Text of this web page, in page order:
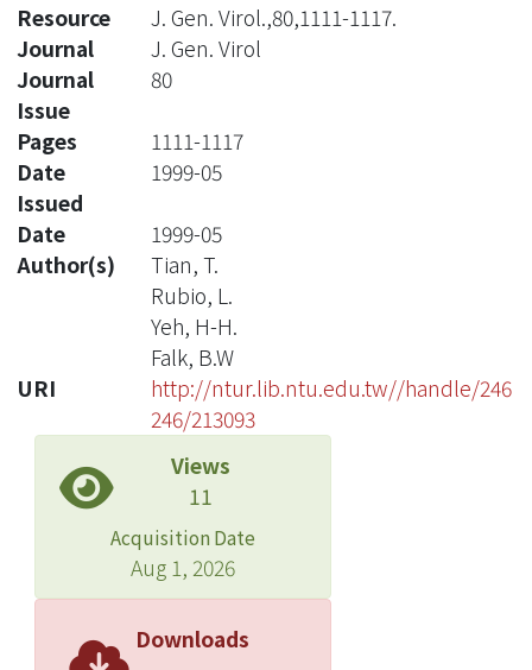
Resource
J. Gen. Virol.,80,1111-1117.
Journal
J. Gen. Virol
Journal
Issue
80
Pages
1111-1117
Date
Issued
1999-05
Date
1999-05
Author(s)
Tian, T.
Rubio, L.
Yeh, H-H.
Falk, B.W
URI
http://ntur.lib.ntu.edu.tw//handle/246
246/213093
Views
11
Acquisition Date
Aug 1, 2026
Downloads